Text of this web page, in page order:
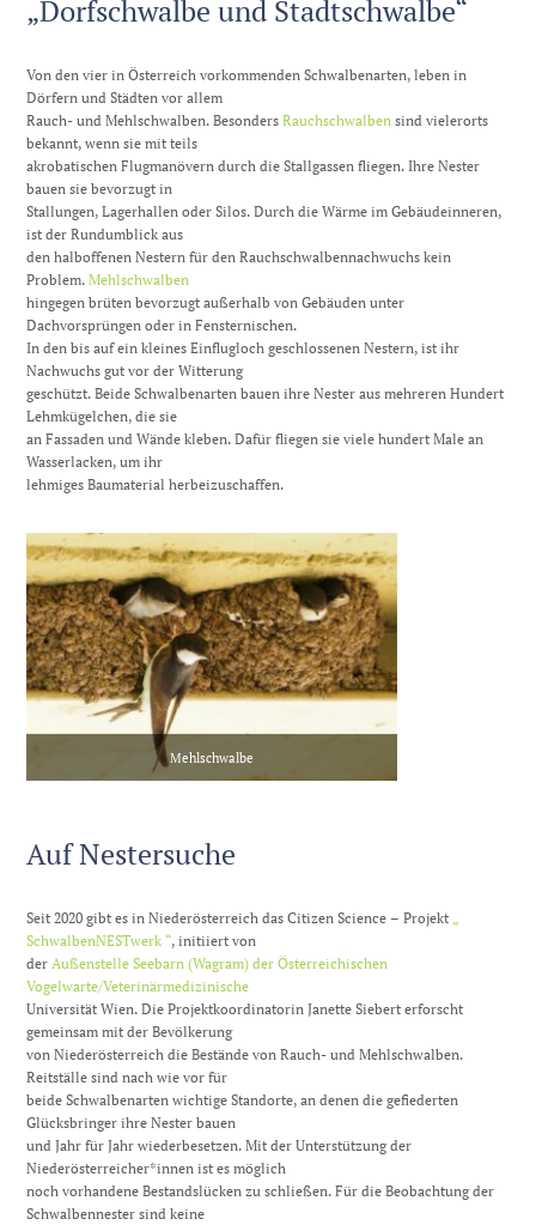
„Dorfschwalbe und Stadtschwalbe“
Von den vier in Österreich vorkommenden Schwalbenarten, leben in
Dörfern und Städten vor allem
Rauch- und Mehlschwalben. BesondersRauchschwalben sind vielerorts
bekannt, wenn sie mit teils
akrobatischen Flugmanövern durch die Stallgassen fliegen. Ihre Nester
bauen sie bevorzugt in
Stallungen, Lagerhallen oder Silos. Durch die Wärme im Gebäudeinneren,
ist der Rundumblick aus
den halboffenen Nestern für den Rauchschwalbennachwuchs kein
Problem.Mehlschwalben
hingegen brüten bevorzugt außerhalb von Gebäuden unter
Dachvorsprüngen oder in Fensternischen.
In den bis auf ein kleines Einflugloch geschlossenen Nestern, ist ihr
Nachwuchs gut vor der Witterung
geschützt. Beide Schwalbenarten bauen ihre Nester aus mehreren Hundert
Lehmkügelchen, die sie
an Fassaden und Wände kleben. Dafür fliegen sie viele hundert Male an
Wasserlacken, um ihr
lehmiges Baumaterial herbeizuschaffen.
Mehlschwalbe
Auf Nestersuche
Seit 2020 gibt es in Niederösterreich das Citizen Science – Projekt
SchwalbenNESTwerk “, initiiert von
der Außenstelle Seebarn (Wagram) der Österreichischen
Vogelwarte/Veterinärmedizinische
Universität Wien. Die Projektkoordinatorin Janette Siebert erforscht
gemeinsam mit der Bevölkerung
von Niederösterreich die Bestände von Rauch- und Mehlschwalben.
Reitställe sind nach wie vor für
beide Schwalbenarten wichtige Standorte, an denen die gefiederten
Glücksbringer ihre Nester bauen
und Jahr für Jahr wiederbesetzen. Mit der Unterstützung der
Niederösterreicher*innen ist es möglich
noch vorhandene Bestandslücken zu schließen. Für die Beobachtung der
Schwalbennester sind keine